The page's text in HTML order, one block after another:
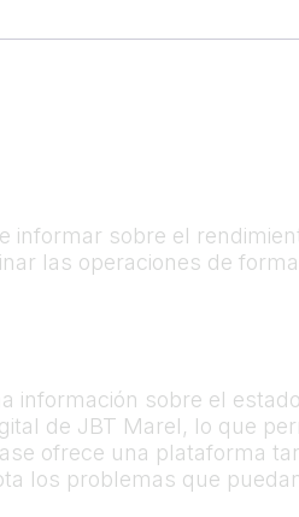
informar sobre el
las operaciones de
información sobre el
de JBT Marel, lo que
ofrece una plataforma
los problemas que